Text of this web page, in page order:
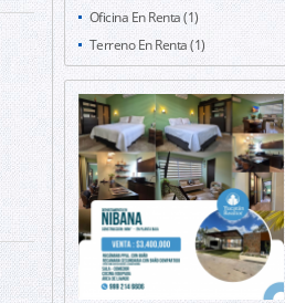
Oficina En Renta (1)
Terreno En Renta (1)